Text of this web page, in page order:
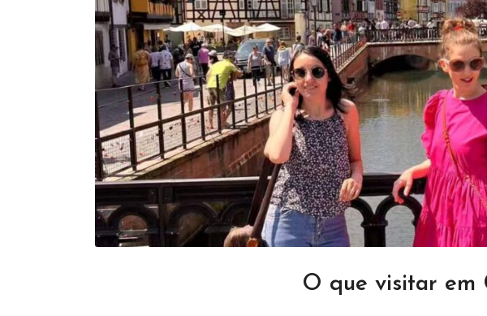
O que visitar em